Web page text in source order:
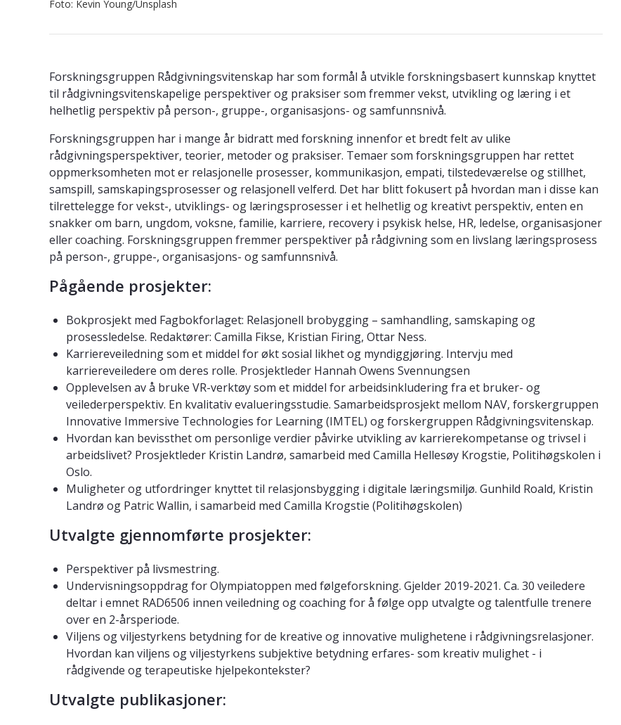
Foto: Kevin Young/Unsplash
Forskningsgruppen Rådgivningsvitenskap har som formål å utvikle forskningsbasert kunnskap knyttet
til rådgivningsvitenskapelige perspektiver og praksiser som fremmer vekst, utvikling og læring i et
helhetlig perspektiv på person-, gruppe-, organisasjons- og samfunnsnivå.
Forskningsgruppen har i mange år bidratt med forskning innenfor et bredt felt av ulike
rådgivningsperspektiver, teorier, metoder og praksiser. Temaer som forskningsgruppen har rettet
oppmerksomheten mot er relasjonelle prosesser, kommunikasjon, empati, tilstedeværelse og stillhet,
samspill, samskapingsprosesser og relasjonell velferd. Det har blitt fokusert på hvordan man i disse kan
tilrettelegge for vekst-, utviklings- og læringsprosesser i et helhetlig og kreativt perspektiv, enten en
snakker om barn, ungdom, voksne, familie, karriere, recovery i psykisk helse, HR, ledelse, organisasjoner
eller coaching. Forskningsgruppen fremmer perspektiver på rådgivning som en livslang læringsprosess
på person-, gruppe-, organisasjons- og samfunnsnivå.
Pågående prosjekter:
Bokprosjekt med Fagbokforlaget: Relasjonell brobygging – samhandling, samskaping og
prosessledelse. Redaktører: Camilla Fikse, Kristian Firing, Ottar Ness.
Karriereveiledning som et middel for økt sosial likhet og myndiggjøring. Intervju med
karriereveiledere om deres rolle. Prosjektleder Hannah Owens Svennungsen
Opplevelsen av å bruke VR-verktøy som et middel for arbeidsinkludering fra et bruker- og
veilederperspektiv. En kvalitativ evalueringsstudie. Samarbeidsprosjekt mellom NAV, forskergruppen
Innovative Immersive Technologies for Learning (IMTEL) og forskergruppen Rådgivningsvitenskap.
Hvordan kan bevissthet om personlige verdier påvirke utvikling av karrierekompetanse og trivsel i
arbeidslivet? Prosjektleder Kristin Landrø, samarbeid med Camilla Hellesøy Krogstie, Politihøgskolen i
Oslo.
Muligheter og utfordringer knyttet til relasjonsbygging i digitale læringsmiljø. Gunhild Roald, Kristin
Landrø og Patric Wallin, i samarbeid med Camilla Krogstie (Politihøgskolen)
Utvalgte gjennomførte prosjekter:
Perspektiver på livsmestring.
Undervisningsoppdrag for Olympiatoppen med følgeforskning. Gjelder 2019-2021. Ca. 30 veiledere
deltar i emnet RAD6506 innen veiledning og coaching for å følge opp utvalgte og talentfulle trenere
over en 2-årsperiode.
Viljens og viljestyrkens betydning for de kreative og innovative mulighetene i rådgivningsrelasjoner.
Hvordan kan viljens og viljestyrkens subjektive betydning erfares- som kreativ mulighet - i
rådgivende og terapeutiske hjelpekontekster?
Utvalgte publikasjoner: